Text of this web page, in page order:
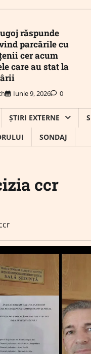
răspunde
parcările cu
cer acum
care au stat la
Iunie 9, 2026 0
ȘTIRI EXTERNE
SONDAJ
ccr